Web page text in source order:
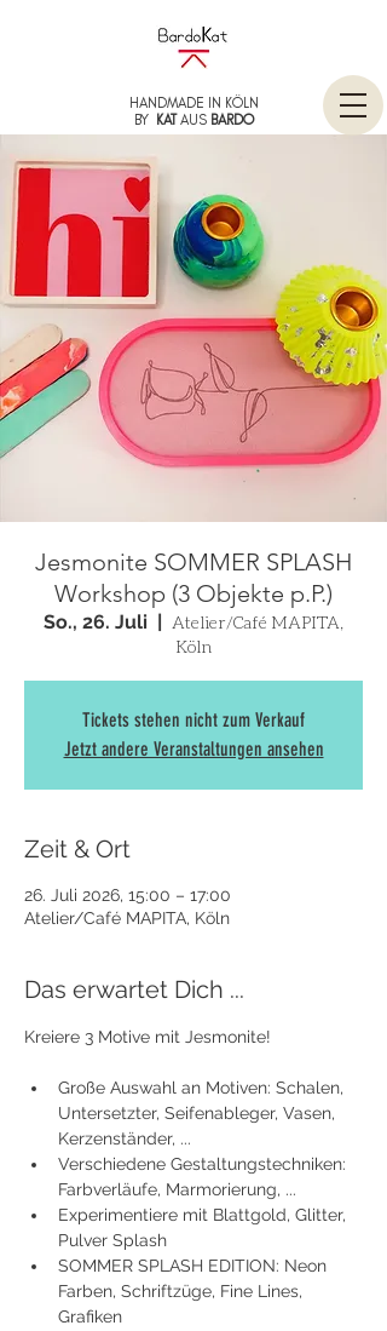
HANDMADE IN KÖLN
BY KATAUS BARDO
Jesmonite SOMMER SPLASH
Workshop (3 Objekte p.P.)
So., 26. Juli
  |
Atelier/Café MAPITA,
Köln
Tickets stehen nicht zum Verkauf
Jetzt andere Veranstaltungen ansehen
Zeit & Ort
26. Juli 2026, 15:00 – 17:00
Atelier/Café MAPITA, Köln
Das erwartet Dich ...
Kreiere 3 Motive mit Jesmonite!
Große Auswahl an Motiven: Schalen,
Untersetzter, Seifenableger, Vasen,
Kerzenständer, ...
Verschiedene Gestaltungstechniken:
Farbverläufe, Marmorierung, ...
Experimentiere mit Blattgold, Glitter,
Pulver Splash
SOMMER SPLASH EDITION: Neon
Farben, Schriftzüge, Fine Lines,
Grafiken